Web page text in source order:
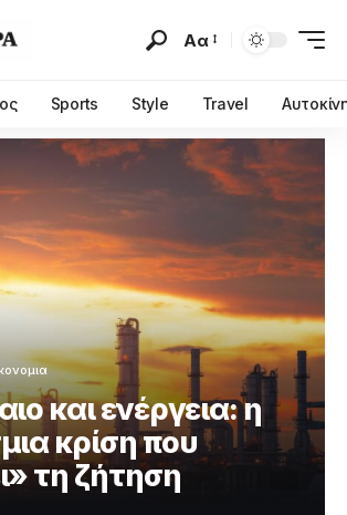
Αα
Sports Style Travel
και ενέργεια: η
κρίση που
τη ζήτηση